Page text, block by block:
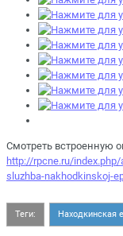
Смотреть встроенную
http://rpcne.ru/
sluzhba-nakhodkinskoj-
Теги: Находкинская